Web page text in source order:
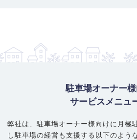
駐車場オーナー
サービスメニュ
弊社は、駐車場オーナー様向けに月極
し駐車場の経営も支援する以下のよう